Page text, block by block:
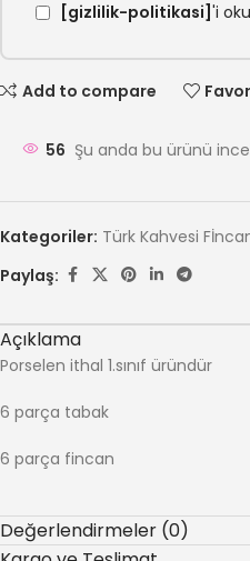
[gizlilik-politikasi] 'i
Add to compare
56 Şu anda bu ürünü
Kategoriler: Türk Kahvesi
Paylaş:
Açıklama
Porselen ithal 1.sınıf üründür
6 parça tabak
6 parça fincan
Değerlendirmeler (0)